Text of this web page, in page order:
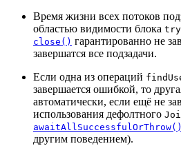
Время жизни всех потоков
областью видимости блока
close() гарантированно не
завершатся все подзадачи.
Если одна из операций
завершается ошибкой, то
автоматически, если ещё не
использования дефолтного
awaitAllSuccessfulOrThrow()
другим поведением).